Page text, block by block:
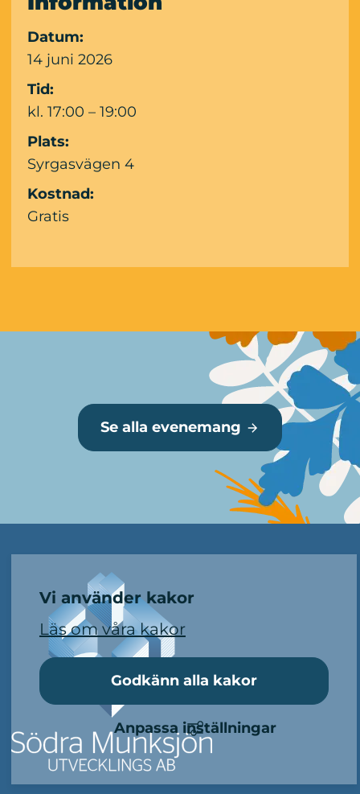
Vi använder kakor
Läs om våra kakor
Godkänn alla kakor
Anpassa inställningar
Datum:
14 juni 2026
Tid:
kl. 17:00 – 19:00
Plats:
Syrgasvägen 4
Kostnad:
Gratis
Mer information
Se alla evenemang